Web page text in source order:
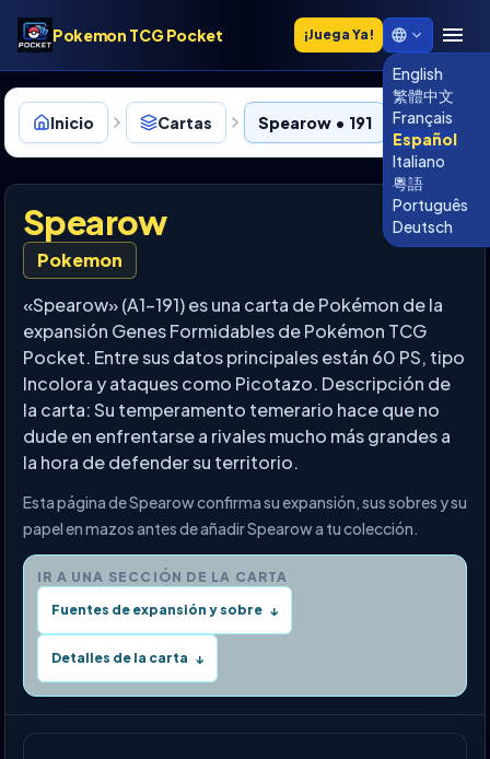
Pokemon TCG Pocket ¡Juega Ya!
English
繁體中文
Français
Español
Italiano
粵語
Português
Deutsch
Inicio Cartas Spearow • 191
Spearow
Pokemon
«Spearow» (A1-191) es una carta de Pokémon de la
expansión Genes Formidables de Pokémon TCG
Pocket. Entre sus datos principales están 60 PS, tipo
Incolora y ataques como Picotazo. Descripción de
la carta: Su temperamento temerario hace que no
dude en enfrentarse a rivales mucho más grandes a
la hora de defender su territorio.
Esta página de Spearow confirma su expansión, sus sobres y su
papel en mazos antes de añadir Spearow a tu colección.
IR A UNA SECCIÓN DE LA CARTA
Fuentes de expansión y sobre ↓
Detalles de la carta ↓